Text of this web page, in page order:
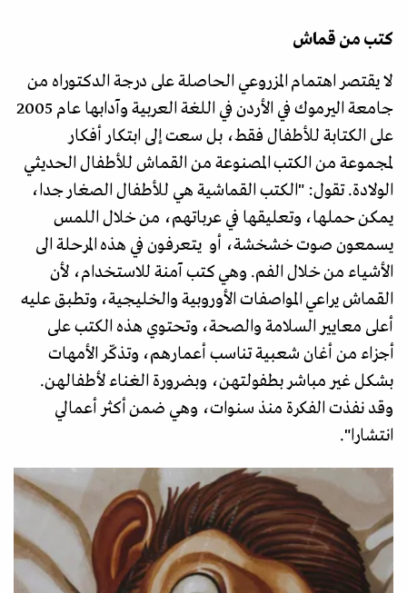
كتب من قماش
لا يقتصر اهتمام المزروعي الحاصلة على درجة الدكتوراه من
جامعة اليرموك في الأردن في اللغة العربية وآدابها عام 2005
على الكتابة للأطفال فقط، بل سعت إلى ابتكار أفكار
لمجموعة من الكتب المصنوعة من القماش للأطفال الحديثي
الولادة. تقول: "الكتب القماشية هي للأطفال الصغار جدا،
يمكن حملها، وتعليقها في عرباتهم، من خلال اللمس
يسمعون صوت خشخشة، أو يتعرفون في هذه المرحلة الى
الأشياء من خلال الفم. وهي كتب آمنة للاستخدام، لأن
القماش يراعي المواصفات الأوروبية والخليجية، وتطبق عليه
أعلى معايير السلامة والصحة، وتحتوي هذه الكتب على
أجزاء من أغان شعبية تناسب أعمارهم، وتذكّر الأمهات
بشكل غير مباشر بطفولتهن، وبضرورة الغناء لأطفالهن.
وقد نفذت الفكرة منذ سنوات، وهي ضمن أكثر أعمالي
انتشارا".